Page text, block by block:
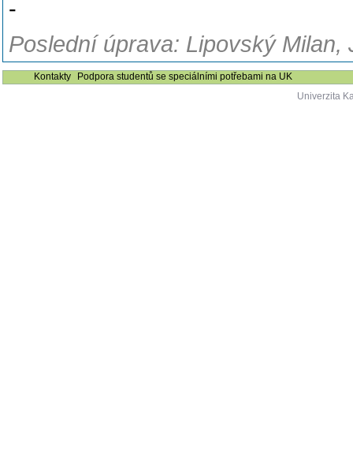
-
Poslední úprava: Lipovský Milan,
Kontakty
Podpora studentů se speciálními potřebami na UK
Univerzita